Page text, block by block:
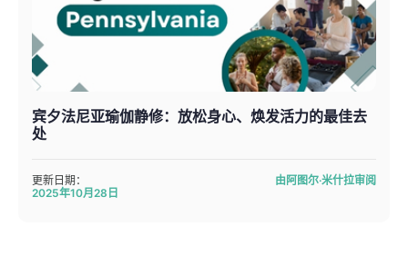
宾夕法尼亚瑜伽静修：放松身心、焕发活力的最佳去
处
更新日期：
2025年10月28日
由阿图尔·米什拉审阅